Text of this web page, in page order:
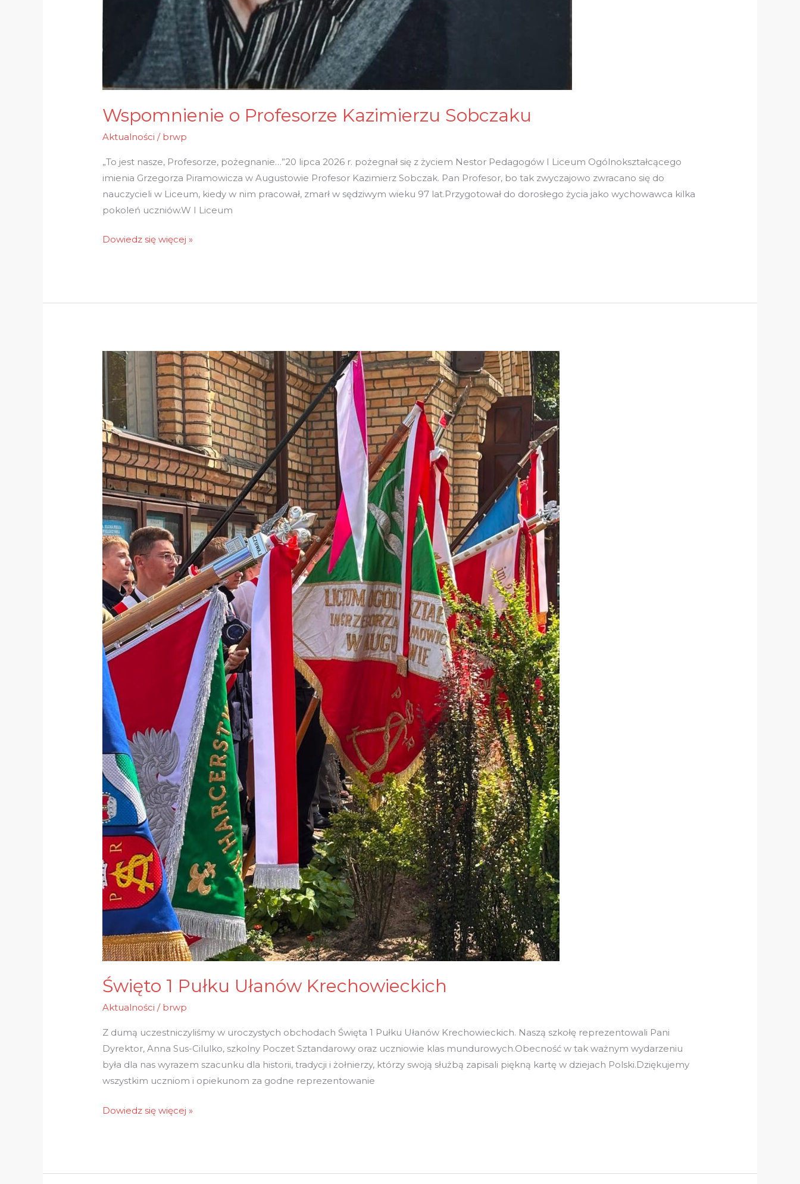
Wspomnienie o Profesorze Kazimierzu Sobczaku
Aktualności / brwp
„To jest nasze, Profesorze, pożegnanie…”20 lipca 2026 r. pożegnał się z życiem Nestor Pedagogów I Liceum Ogólnokształcącego
imienia Grzegorza Piramowicza w Augustowie Profesor Kazimierz Sobczak. Pan Profesor, bo tak zwyczajowo zwracano się do
nauczycieli w Liceum, kiedy w nim pracował, zmarł w sędziwym wieku 97 lat.Przygotował do dorosłego życia jako wychowawca kilka
pokoleń uczniów.W I Liceum
Dowiedz się więcej »
Święto 1 Pułku Ułanów Krechowieckich
Aktualności / brwp
Z dumą uczestniczyliśmy w uroczystych obchodach Święta 1 Pułku Ułanów Krechowieckich. Naszą szkołę reprezentowali Pani
Dyrektor, Anna Sus-Cilulko, szkolny Poczet Sztandarowy oraz uczniowie klas mundurowych.Obecność w tak ważnym wydarzeniu
była dla nas wyrazem szacunku dla historii, tradycji i żołnierzy, którzy swoją służbą zapisali piękną kartę w dziejach Polski.Dziękujemy
wszystkim uczniom i opiekunom za godne reprezentowanie
Święto
Pułku
Ułanów
Krechowieckich
Dowiedz się więcej »